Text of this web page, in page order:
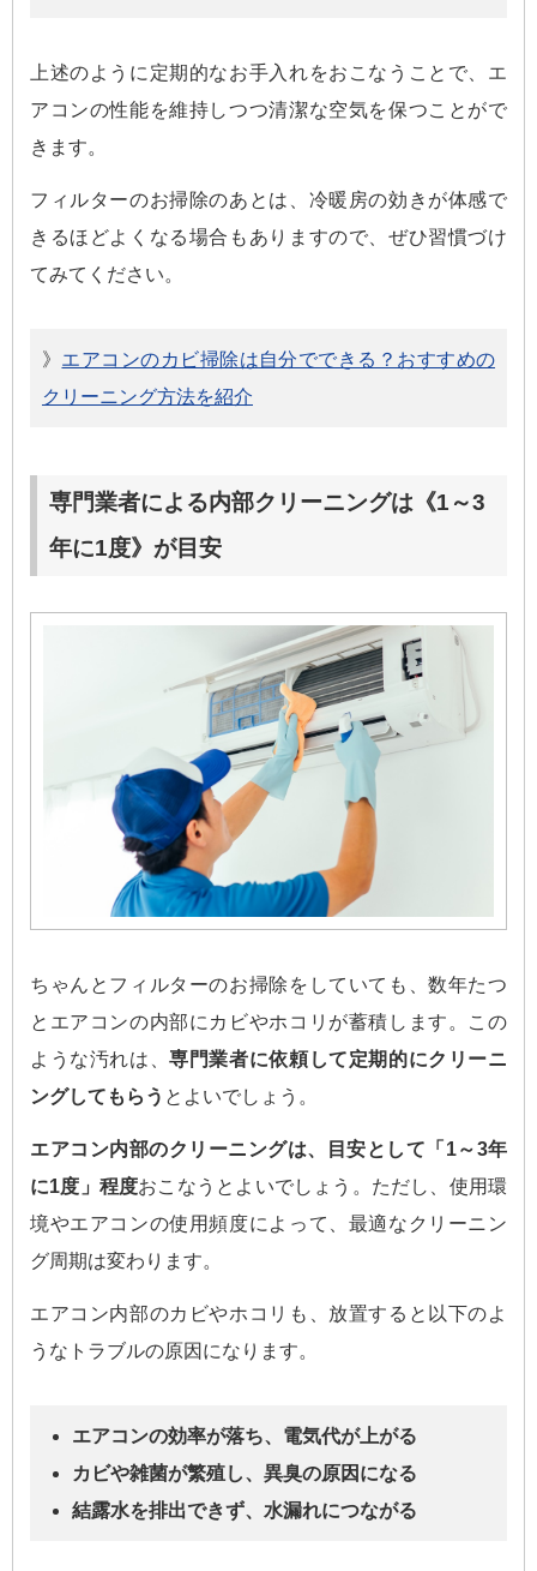
上述のように定期的なお手入れをおこなうことで、エ
アコンの性能を維持しつつ清潔な空気を保つことがで
きます。
フィルターのお掃除のあとは、冷暖房の効きが体感で
きるほどよくなる場合もありますので、ぜひ習慣づけ
てみてください。
》 エアコンのカビ掃除は自分でできる？おすすめの
クリーニング方法を紹介
専門業者による内部クリーニングは《1～3
年に1度》が目安
ちゃんとフィルターのお掃除をしていても、数年たつ
とエアコンの内部にカビやホコリが蓄積します。この
ような汚れは、専門業者に依頼して定期的にクリーニ
ングしてもらう とよいでしょう。
エアコン内部のクリーニングは、目安として「1～3年
に1度」程度おこなうとよいでしょう。ただし、使用環
境やエアコンの使用頻度によって、最適なクリーニン
グ周期は変わります。
エアコン内部のカビやホコリも、放置すると以下のよ
うなトラブルの原因になります。
エアコンの効率が落ち、電気代が上がる
カビや雑菌が繁殖し、異臭の原因になる
結露水を排出できず、水漏れにつながる